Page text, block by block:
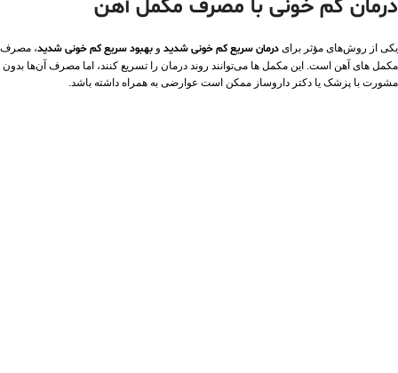
درمان کم خونی با مصرف مکمل آهن
یکی از روش‌های مؤثر برای درمان سریع کم خونی شدید و بهبود سریع کم‌ خونی شدید، مصرف
مکمل‌ های آهن است. این مکمل‌ ها می‌توانند روند درمان را تسریع کنند، اما مصرف آن‌ها بدون
مشورت با پزشک یا دکتر داروساز ممکن است عوارضی به همراه داشته باشد.